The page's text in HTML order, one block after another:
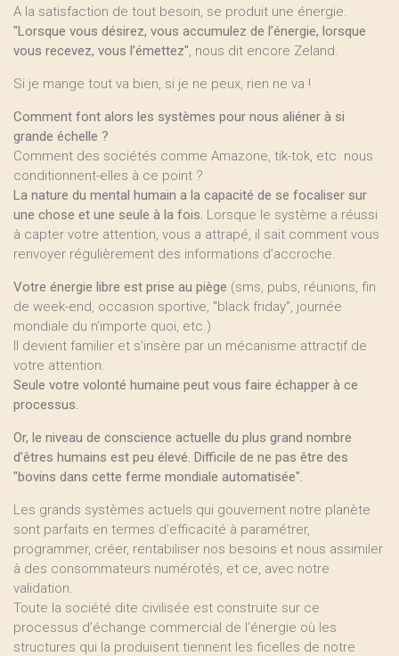
A la satisfaction de tout besoin, se produit une énergie.
"Lorsque vous désirez, vous accumulez de l’énergie, lorsque
vous recevez, vous l’émettez", nous dit encore Zeland.
Si je mange tout va bien, si je ne peux, rien ne va !
Comment font alors les systèmes pour nous aliéner à si
grande échelle ?
Comment des sociétés comme Amazone, tik-tok, etc. nous
conditionnent-elles à ce point ?
La nature du mental humain a la capacité de se focaliser sur
une chose et une seule à la fois. Lorsque le système a réussi
à capter votre attention, vous a attrapé, il sait comment vous
renvoyer régulièrement des informations d’accroche.
Votre énergie libre est prise au piège (sms, pubs, réunions, fin
de week-end, occasion sportive, "black friday", journée
mondiale du n’importe quoi, etc.)
Il devient familier et s’insère par un mécanisme attractif de
votre attention.
Seule votre volonté humaine peut vous faire échapper à ce
processus.
Or, le niveau de conscience actuelle du plus grand nombre
d’êtres humains est peu élevé. Difficile de ne pas être des
"bovins dans cette ferme mondiale automatisée".
Les grands systèmes actuels qui gouvernent notre planète
sont parfaits en termes d’efficacité à paramétrer,
programmer, créer, rentabiliser nos besoins et nous assimiler
à des consommateurs numérotés, et ce, avec notre
validation.
Toute la société dite civilisée est construite sur ce
processus d’échange commercial de l’énergie où les
structures qui la produisent tiennent les ficelles de notre